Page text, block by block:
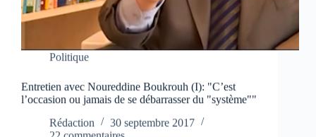
Politique
Entretien avec Noureddine Boukrouh (I): "C’est
l’occasion ou jamais de se débarrasser du "système""
Rédaction
30 septembre 2017